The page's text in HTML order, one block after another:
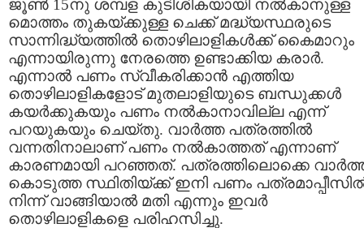
ജൂണ്‍ 15നു ശമ്പള കുടിശികയായി നല്‍കാനുള്ള
മൊത്തം തുകയ്ക്കുള്ള ചെക്ക് മദ്ധ്യസ്ഥരുടെ
സാന്നിദ്ധ്യത്തില്‍ തൊഴിലാളികള്‍ക്ക്‌ കൈമാറും
എന്നായിരുന്നു നേരത്തെ ഉണ്ടാക്കിയ കരാര്‍.
എന്നാല്‍ പണം സ്വീകരിക്കാന്‍ എത്തിയ
തൊഴിലാളികളോട് മുതലാളിയുടെ ബന്ധുക്കള്‍
കയര്‍ക്കുകയും പണം നല്‍കാനാവില്ല എന്ന്
പറയുകയും ചെയ്തു. വാര്‍ത്ത പത്രത്തില്‍
വന്നതിനാലാണ് പണം നല്‍കാത്തത് എന്നാണ്
കാരണമായി പറഞ്ഞത്. പത്രത്തിലൊക്കെ
കൊടുത്ത സ്ഥിതിയ്ക്ക് ഇനി പണം
നിന്ന് വാങ്ങിയാല്‍ മതി എന്നും ഇവര്‍
തൊഴിലാളികളെ പരിഹസിച്ചു.